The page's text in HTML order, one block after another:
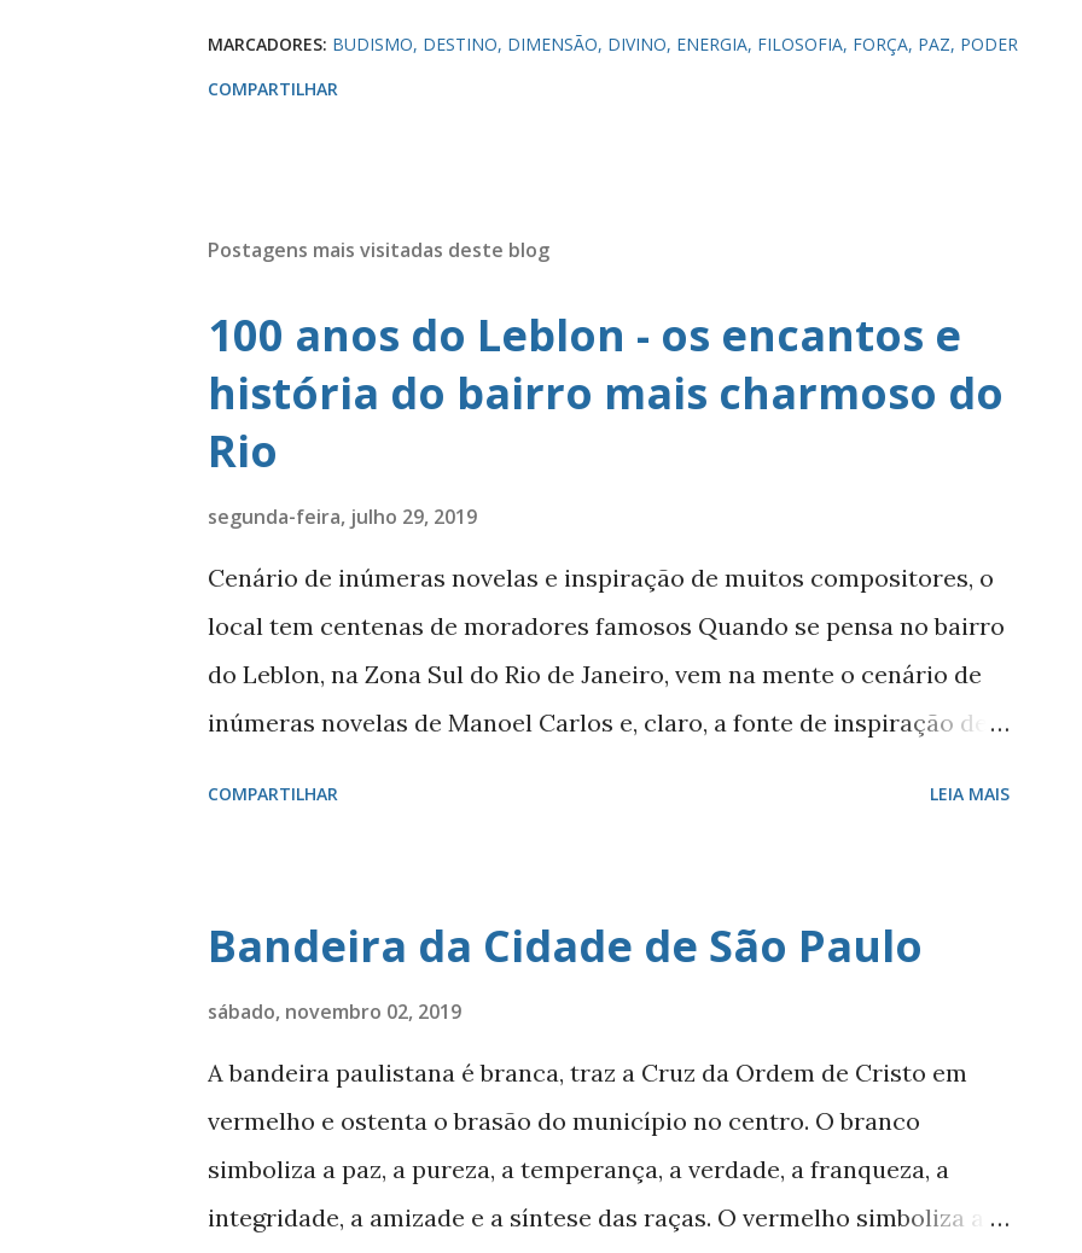
MARCADORES: BUDISMO DESTINO DIMENSÃO DIVINO ENERGIA FILOSOFIA FORÇA PAZ PODER
COMPARTILHAR
Postagens mais visitadas deste blog
100 anos do Leblon - os encantos e
história do bairro mais charmoso do
Rio
segunda-feira, julho 29, 2019
Cenário de inúmeras novelas e inspiração de muitos compositores, o
local tem centenas de moradores famosos Quando se pensa no bairro
do Leblon, na Zona Sul do Rio de Janeiro, vem na mente o cenário de
inúmeras novelas de Manoel Carlos e, claro, a fonte de inspiração de
Morro Dois Irmãos. A beleza natural juntamente com outros atributos
fazem da localidade uma das mais cobiçadas da cidade e um dos
bairros mais caros do país. No último dia 26 de julho, o Leblon
completou 100 anos de histórias. Francisca Ornellas Teles e Charles
Le Blond Charles Le Blond, 1804-1880, chegou ao Rio de Janeiro em
1830, proveniente de Marselha fundando a empresa ‘Navegação
COMPARTILHAR LEIA MAIS
Bandeira da Cidade de São Paulo
sábado, novembro 02, 2019
A bandeira paulistana é branca, traz a Cruz da Ordem de Cristo em
vermelho e ostenta o brasão do município no centro. O branco
simboliza a paz, a pureza, a temperança, a verdade, a franqueza, a
integridade, a amizade e a síntese das raças. O vermelho simboliza a